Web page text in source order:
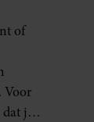
of
Voor
je